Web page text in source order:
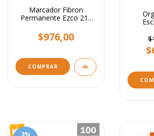
Marcador Fibron
Permanente Ezco 210
$976,00
COMPRAR